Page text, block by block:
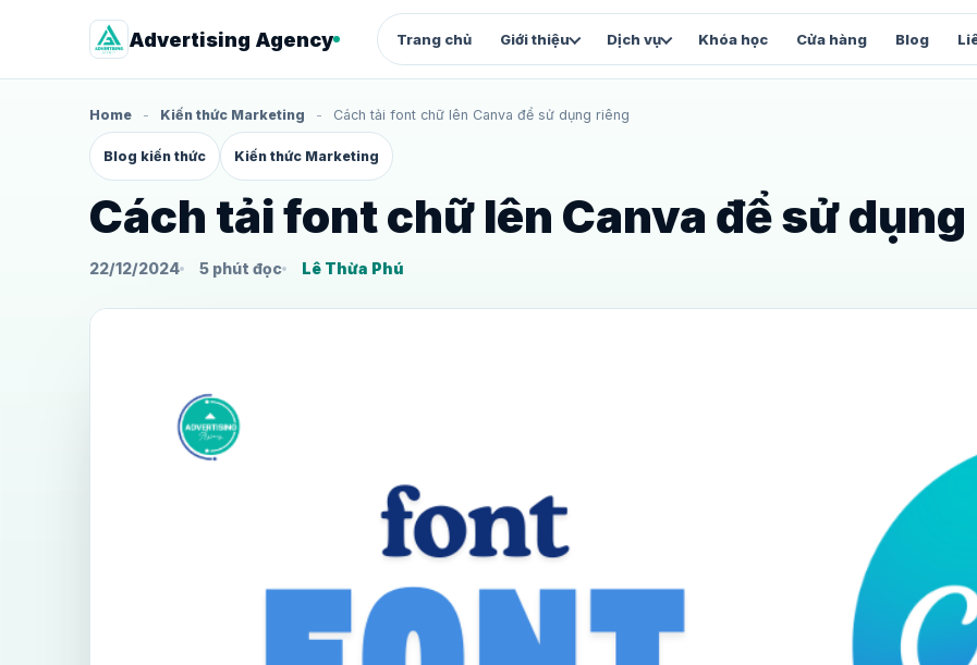
Advertising Agency Trang chủ Giới thiệu Dịch vụ
QUẢNG CÁO
Facebook Ads
Quảng cáo chuyển đổi cho shop và
dịch vụ
Search intent, từ khóa và landing
page
FACEBOOK & VẬN HÀNH
Khóa học Cửa hàng Blog
Home - Kiến thức Marketing - Cách tải font chữ lên Canva để sử dụng riêng
Blog kiến thức Kiến thức Marketing
Cách tải font chữ lên Canva để sử
22/12/2024 5 phút đọc Lê Thừa Phú